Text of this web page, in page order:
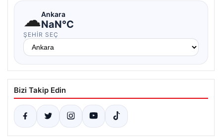
☁Ankara
NaN°C
ŞEHIR SEÇ
Bizi Takip Edin